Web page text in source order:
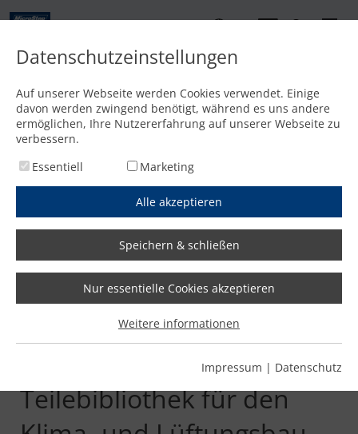
Startseite /Features/Umfangreiche Teilebibliothek für den Klima- und Lüftungsbau
Teilebibliothek für den
Datenschutzeinstellungen
Auf unserer Webseite werden Cookies verwendet. Einige
davon werden zwingend benötigt, während es uns andere
ermöglichen, Ihre Nutzererfahrung auf unserer Webseite zu
verbessern.
Essentiell
Marketing
Alle akzeptieren
Speichern & schließen
Nur essentielle Cookies akzeptieren
Weitere informationen
Impressum | Datenschutz